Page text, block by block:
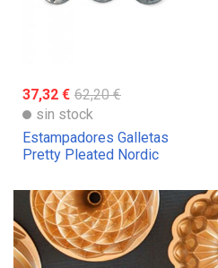
37,32 € 62,20 €
sin stock
Estampadores Galletas
Pretty Pleated Nordic